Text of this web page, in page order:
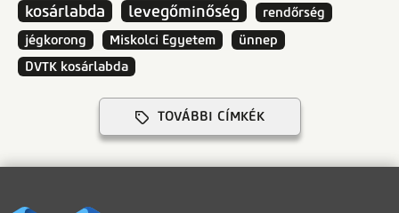
kosárlabda
levegőminőség
rendőrség
jégkorong
Miskolci Egyetem
ünnep
DVTK kosárlabda
TOVÁBBI CÍMKÉK